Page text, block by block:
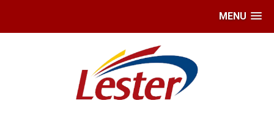
MENU